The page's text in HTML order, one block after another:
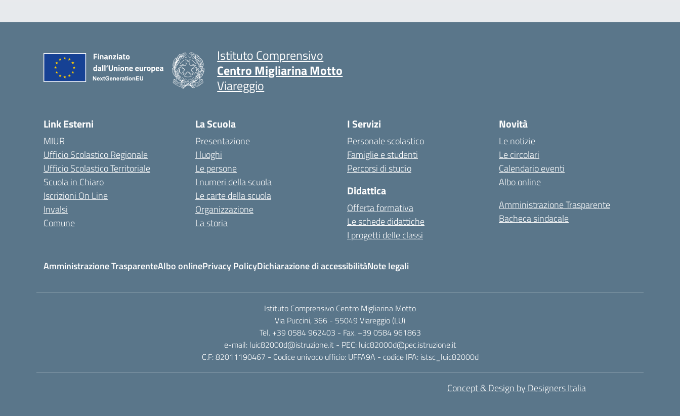
Istituto Comprensivo
Centro Migliarina Motto
Viareggio
Link Esterni
MIUR
Ufficio Scolastico Regionale
Ufficio Scolastico Territoriale
Scuola in Chiaro
Iscrizioni On Line
Invalsi
Comune
La Scuola
Presentazione
I luoghi
Le persone
I numeri della scuola
Le carte della scuola
Organizzazione
La storia
I Servizi
Personale scolastico
Famiglie e studenti
Percorsi di studio
Didattica
Offerta formativa
Le schede didattiche
I progetti delle classi
Novità
Le notizie
Le circolari
Calendario eventi
Albo online
Amministrazione Trasparente
Bacheca sindacale
Amministrazione TrasparenteAlbo onlinePrivacy PolicyDichiarazione di accessibilitàNote legali
Istituto Comprensivo Centro Migliarina Motto
Via Puccini, 366 - 55049 Viareggio (LU)
Tel. +39 0584 962403 - Fax. +39 0584 961863
e-mail: luic82000d@istruzione.it - PEC: luic82000d@pec.istruzione.it
C.F: 82011190467 - Codice univoco ufficio: UFFA9A - codice IPA: istsc_luic82000d
Concept & Design by Designers Italia